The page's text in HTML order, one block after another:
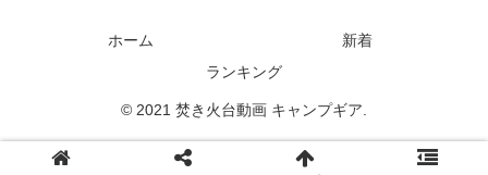
ホーム
新着
ランキング
© 2021 焚き火台動画 キャンプギア.